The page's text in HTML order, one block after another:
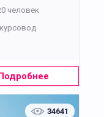
человек
Подробнее
34641